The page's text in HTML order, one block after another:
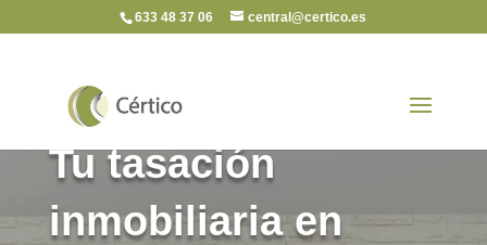
633 48 37 06 central@certico.es
Tu tasación
inmobiliaria en